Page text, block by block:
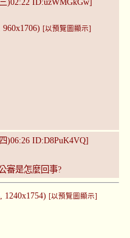
[以預覽圖顯示]
)06:26 ID:D8PuK4VQ]
審是怎麼回事?
1240x1754) [以預覽圖顯示]